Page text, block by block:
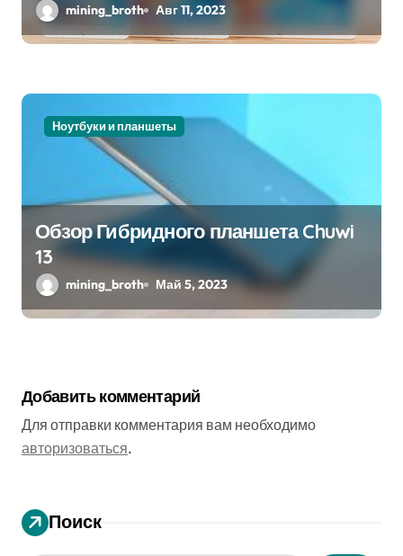
mining_broth Авг 11, 2023
Ноутбуки и планшеты
Обзор Гибридного планшета Chuwi
13
mining_broth Май 5, 2023
Добавить комментарий
Для отправки комментария вам необходимо
авторизоваться.
Поиск